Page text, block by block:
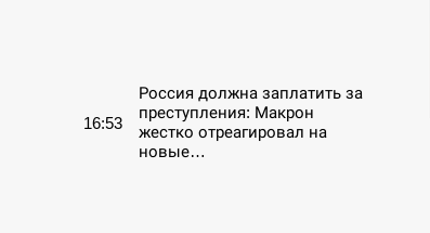
16:53
Россия должна заплатить за
преступления: Макрон
жестко отреагировал на
новые…